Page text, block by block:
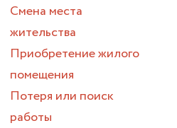
Смена места
жительства
Приобретение жилого
помещения
Потеря или поиск
работы